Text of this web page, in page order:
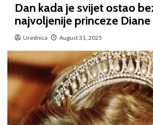
Dan kada je svijet ostao
najvoljenije princeze Diane
Urednica August 31, 2025